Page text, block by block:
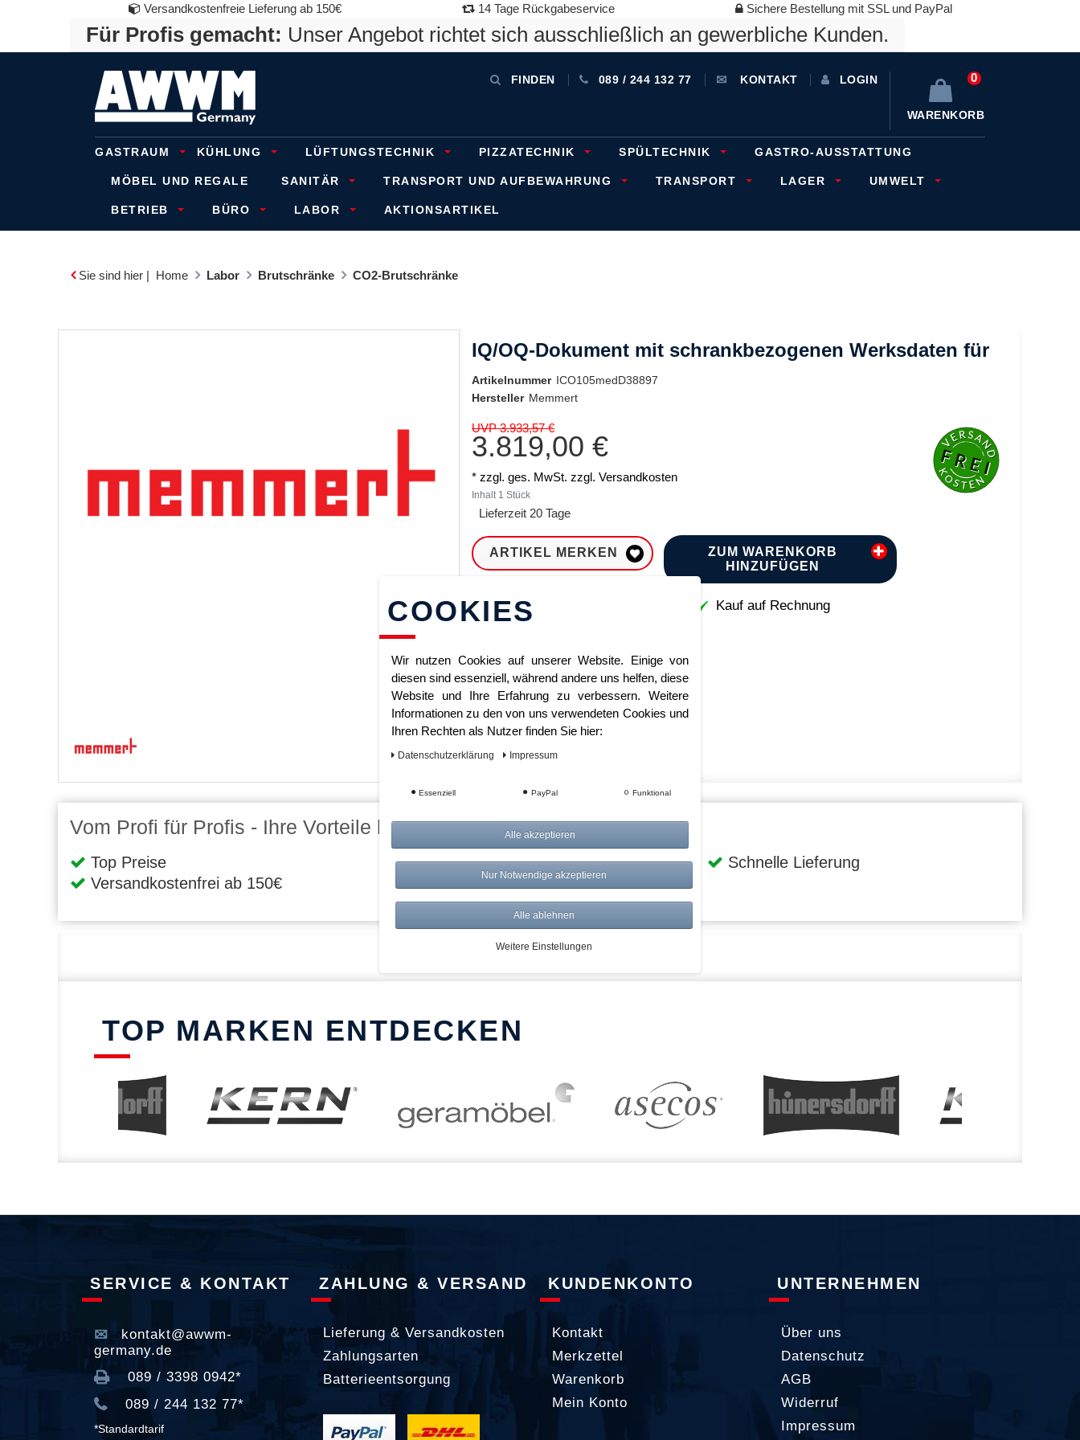
Versandkostenfreie Lieferung ab 150€ 14 Tage Rückgabeservice Sichere Bestellung mit SSL und PayPal
Für Profis gemacht: Unser Angebot richtet sich ausschließlich an gewerbliche Kunden.
FINDEN 089 / 244 132 77 KONTAKT LOGIN 0
WARENKORB
GASTRAUM KÜHLUNG LÜFTUNGSTECHNIK PIZZATECHNIK SPÜLTECHNIK GASTRO-AUSSTATTUNG
MÖBEL UND REGALE SANITÄR TRANSPORT UND AUFBEWAHRUNG TRANSPORT LAGER UMWELT
BETRIEB BÜRO LABOR AKTIONSARTIKEL
Sie sind hier | Home Labor Brutschränke CO2-Brutschränke
IQ/OQ-Dokument mit schrankbezogenen Werksdaten für
Artikelnummer ICO105medD38897
Hersteller Memmert
UVP 3.933,57 €
3.819,00 €
* zzgl. ges. MwSt. zzgl. Versandkosten
Inhalt 1 Stück
Lieferzeit 20 Tage
ARTIKEL MERKEN
ZUM WARENKORB
HINZUFÜGEN
Sofort lieferbar Kauf auf Rechnung
Vom Profi für Profis - Ihre Vorteile bei AWWM:
Top Preise
Versandkostenfrei ab 150€
Risikolos: 14 Tage Rückgabe
Über 20.000 Artikel
Schnelle Lieferung
TOP MARKEN ENTDECKEN
SERVICE & KONTAKT
kontakt@awwm-
germany.de
089 / 3398 0942*
089 / 244 132 77*
*Standardtarif
ZAHLUNG & VERSAND
Lieferung & Versandkosten
Zahlungsarten
Batterieentsorgung
KUNDENKONTO
Kontakt
Merkzettel
Warenkorb
Mein Konto
UNTERNEHMEN
Über uns
Datenschutz
AGB
Widerruf
Impressum
COOKIES
Wir nutzen Cookies auf unserer Website. Einige von
diesen sind essenziell, während andere uns helfen, diese
Website und Ihre Erfahrung zu verbessern. Weitere
Informationen zu den von uns verwendeten Cookies und
Ihren Rechten als Nutzer finden Sie hier:
Daten­schutz­erklärung Impressum
Essenziell PayPal Funktional
Alle akzeptieren
Nur Notwendige akzeptieren
Alle ablehnen
Weitere Einstellungen